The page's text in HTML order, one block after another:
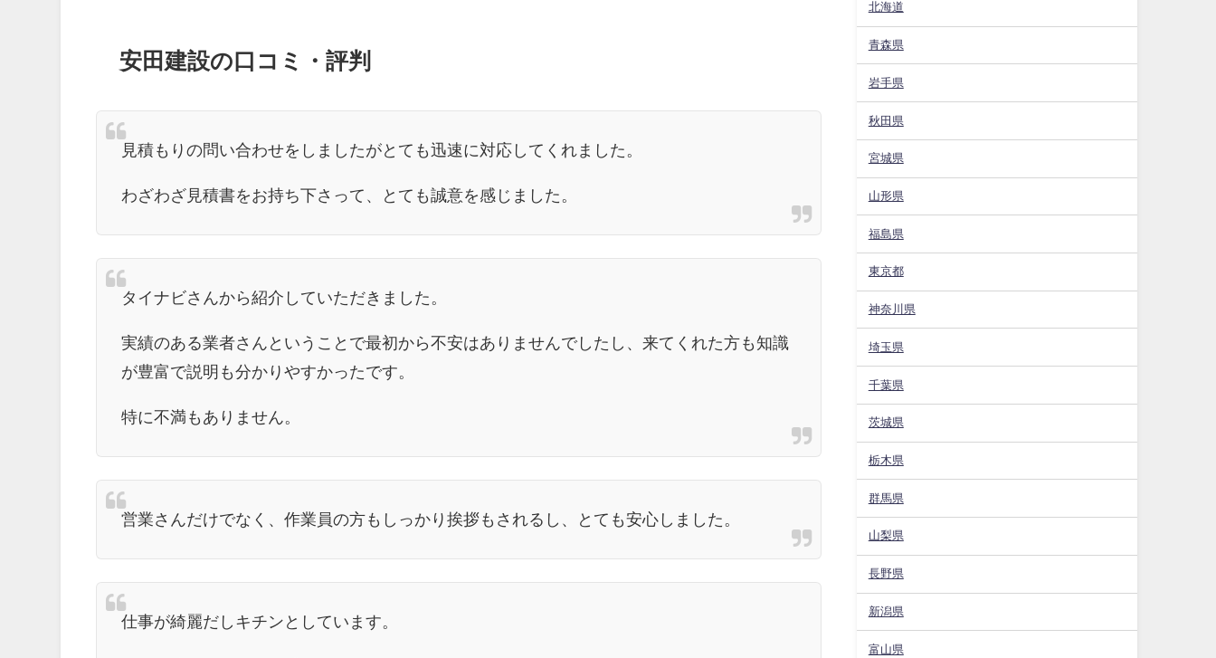
安田建設の口コミ・評判
見積もりの問い合わせをしましたがとても迅速に対応してくれました。
わざわざ見積書をお持ち下さって、とても誠意を感じました。
タイナビさんから紹介していただきました。
実績のある業者さんということで最初から不安はありませんでしたし、来てくれた方も知識
が豊富で説明も分かりやすかったです。
特に不満もありません。
営業さんだけでなく、作業員の方もしっかり挨拶もされるし、とても安心しました。
仕事が綺麗だしキチンとしています。
北海道
青森県
岩手県
秋田県
宮城県
山形県
福島県
東京都
神奈川県
埼玉県
千葉県
茨城県
栃木県
群馬県
山梨県
長野県
新潟県
富山県